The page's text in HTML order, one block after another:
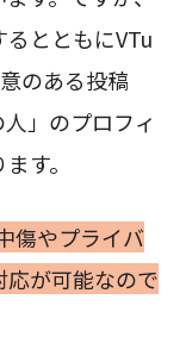
とともにVTu
のある投稿
」のプロフィ
す。
傷やプライバ
が可能なので